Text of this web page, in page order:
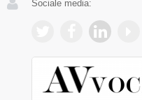
Sociale media: